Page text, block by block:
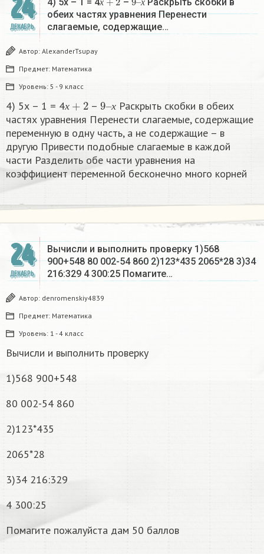
24
ДЕКАБРЬ
4) 5х – 1 = 4х – х
Раскрыть скобки в
обеих частях уравнения Перенести
слагаемые, содержащие…
Автор: AlexanderTsupay
Предмет: Математика
Уровень: 5 - 9 класс
4) 5х – 1 = 4х – х
9
х
Раскрыть скобки в обеих
частях уравнения Перенести слагаемые, содержащие
переменную в одну часть, а не содержащие – в
другую Привести подобные слагаемые в каждой
части Разделить обе части уравнения на
коэффициент переменной бесконечно много корней​
24
ДЕКАБРЬ
Вычисли и выполнить проверку 1)568
900+548 80 002-54 860 2)123*435 2065*28 3)34
216:329 4 300:25 Помагите…
Автор: denromenskiy4839
Предмет: Математика
Уровень: 1 - 4 класс
Вычисли и выполнить проверку
1)568 900+548
80 002-54 860
2)123*435
2065*28
3)34 216:329
4 300:25
Помагите пожалуйста дам 50 баллов